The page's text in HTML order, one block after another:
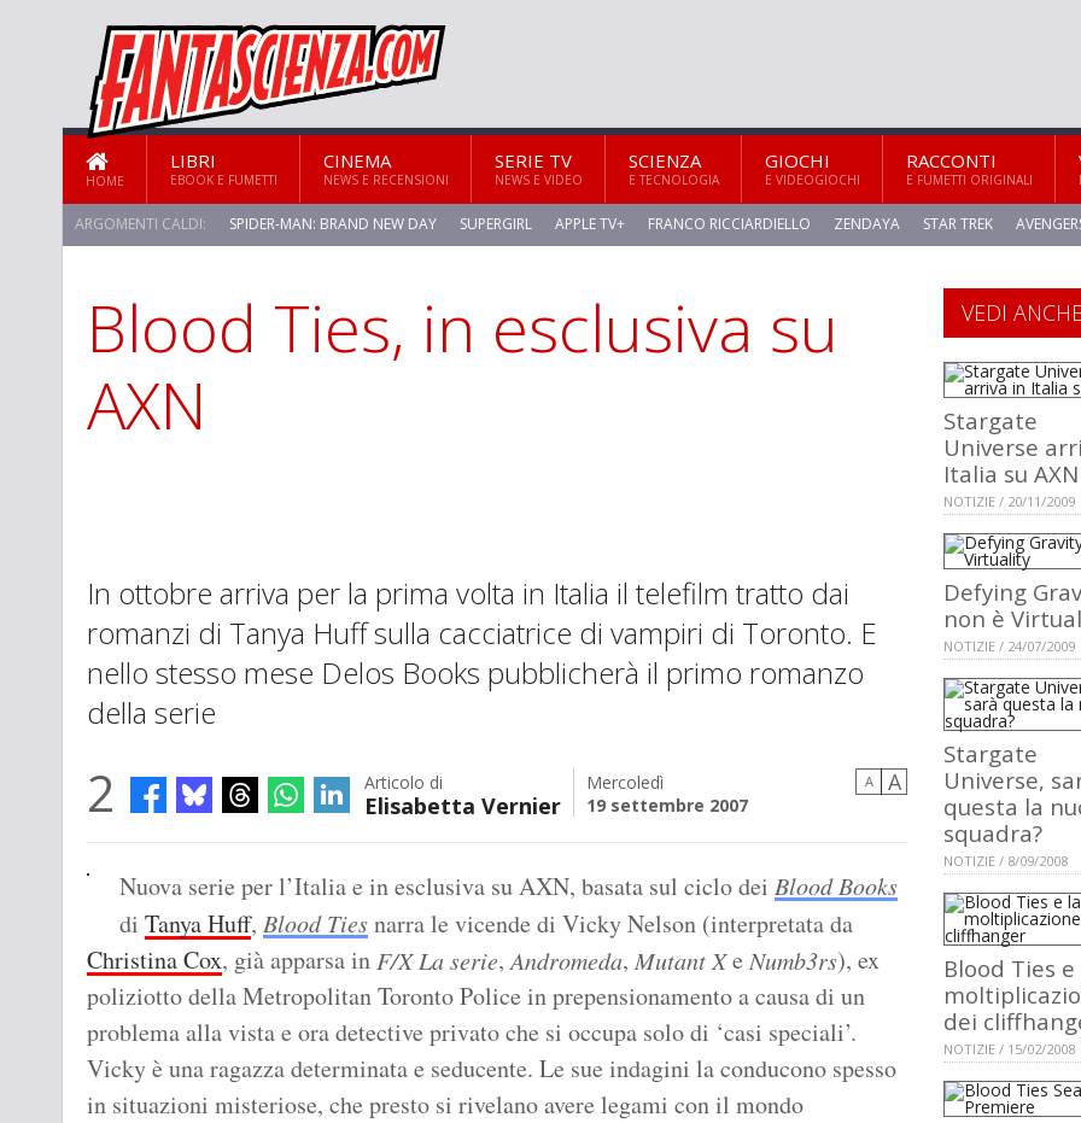
HOME
LIBRI
EBOOK E FUMETTI
CINEMA
NEWS E RECENSIONI
SERIE TV
NEWS E VIDEO
SCIENZA
E TECNOLOGIA
GIOCHI
E VIDEOGIOCHI
RACCONTI
E FUMETTI ORIGINALI
ARGOMENTI CALDI: SPIDER-MAN: BRAND NEW DAY SUPERGIRL APPLE TV+ FRANCO RICCIARDIELLO ZENDAYA STAR TREK
Blood Ties, in esclusiva su
AXN
In ottobre arriva per la prima volta in Italia il telefilm tratto dai
romanzi di Tanya Huff sulla cacciatrice di vampiri di Toronto. E
nello stesso mese Delos Books pubblicherà il primo romanzo
della serie
2 Articolo di
Elisabetta Vernier
Mercoledì
19 settembre 2007
A A
Nuova serie per l’Italia e in esclusiva su AXN, basata sul ciclo dei Blood Books
di Tanya Huff, Blood Tiesnarra le vicende di Vicky Nelson (interpretata da
Christina Cox, già apparsa inF/X La serie, Andromeda, Mutant Xe Numb3rs), ex
poliziotto della Metropolitan Toronto Police in prepensionamento a causa di un
problema alla vista e ora detective privato che si occupa solo di ‘casi speciali’.
Vicky è una ragazza determinata e seducente. Le sue indagini la conducono spesso
in situazioni misteriose, che presto si rivelano avere legami con il mondo
VEDI
Stargate
Universe
Italia su AXN
NOTIZIE / 20/11/2009
Defying
non è
NOTIZIE / 24/07/2009
Stargate
Universe,
questa la
squadra?
NOTIZIE / 8/09/2008
Blood Ties
dei
NOTIZIE / 15/02/2008